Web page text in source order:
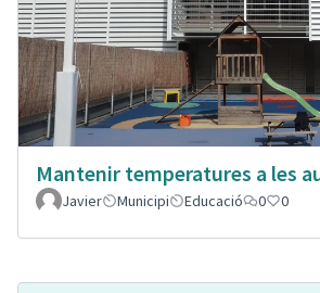
Mantenir temperatures a les
Javier
Municipi Educació 0 0